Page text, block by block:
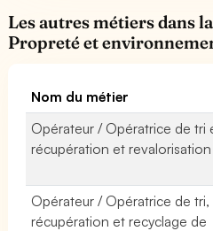
Les autres métiers dans
Propreté et
Nom du métier
Opérateur / Opératrice de tri
récupération et revalorisation
Opérateur / Opératrice de tri,
récupération et recyclage de